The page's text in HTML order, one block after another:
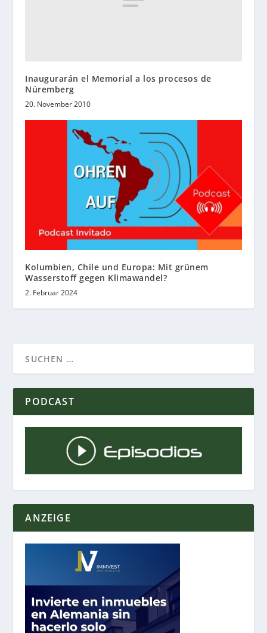
Inaugurarán el Memorial a los procesos de
Núremberg
20. November 2010
Kolumbien, Chile und Europa: Mit grünem
Wasserstoff gegen Klimawandel?
2. Februar 2024
PODCAST
ANZEIGE